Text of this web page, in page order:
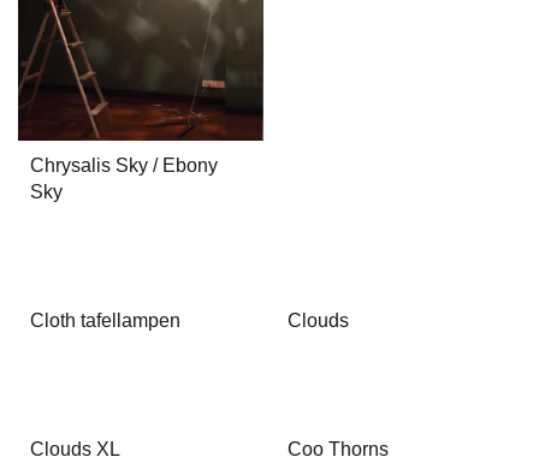
Chrysalis Sky / Ebony
Sky
Cloth tafellampen Clouds
Clouds XL Coo Thorns